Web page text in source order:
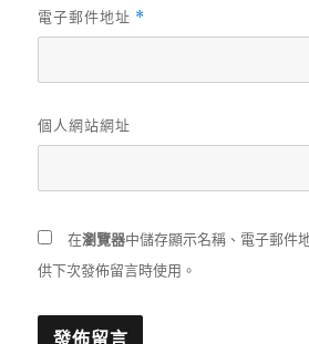
電子郵件地址 *
個人網站網址
在瀏覽器中儲存顯示名稱、電子郵件
供下次發佈留言時使用。